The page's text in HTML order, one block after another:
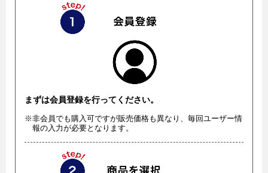
まずは会員登録を行ってください。
※非会員でも購入可ですが販売価格も異なり、毎回ユーザー情
報の入力が必要となります。